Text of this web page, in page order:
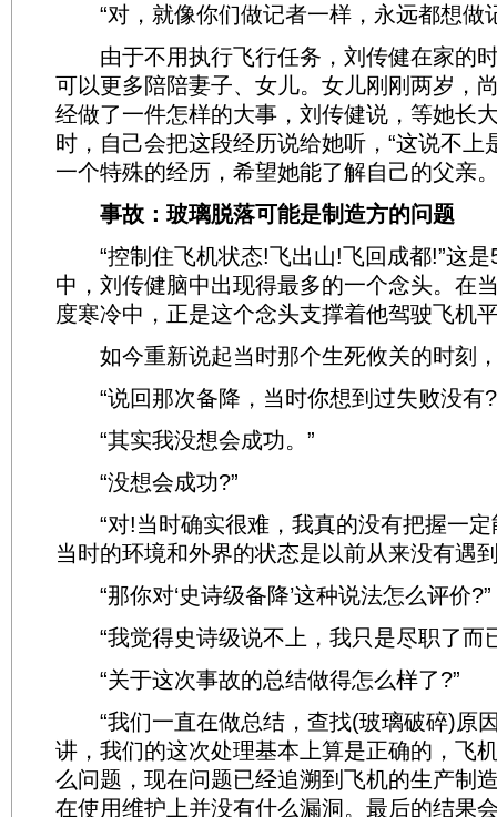
“对，就像你们做记者一样，永远都想做
由于不用执行飞行任务，刘传健在家的
可以更多陪陪妻子、女儿。女儿刚刚两岁，
经做了一件怎样的大事，刘传健说，等她长
时，自己会把这段经历说给她听，“这说不上
一个特殊的经历，希望她能了解自己的父亲
事故：玻璃脱落可能是制造方的问题
“控制住飞机状态!飞出山!飞回成都!”这是
中，刘传健脑中出现得最多的一个念头。在
度寒冷中，正是这个念头支撑着他驾驶飞机
如今重新说起当时那个生死攸关的时刻
“说回那次备降，当时你想到过失败没有
“其实我没想会成功。”
“没想会成功?”
“对!当时确实很难，我真的没有把握一定
当时的环境和外界的状态是以前从来没有遇
“那你对‘史诗级备降’这种说法怎么评价?”
“我觉得史诗级说不上，我只是尽职了而
“关于这次事故的总结做得怎么样了?”
“我们一直在做总结，查找(玻璃破碎)原
讲，我们的这次处理基本上算是正确的，飞
么问题，现在问题已经追溯到飞机的生产制
在使用维护上并没有什么漏洞。最后的结果